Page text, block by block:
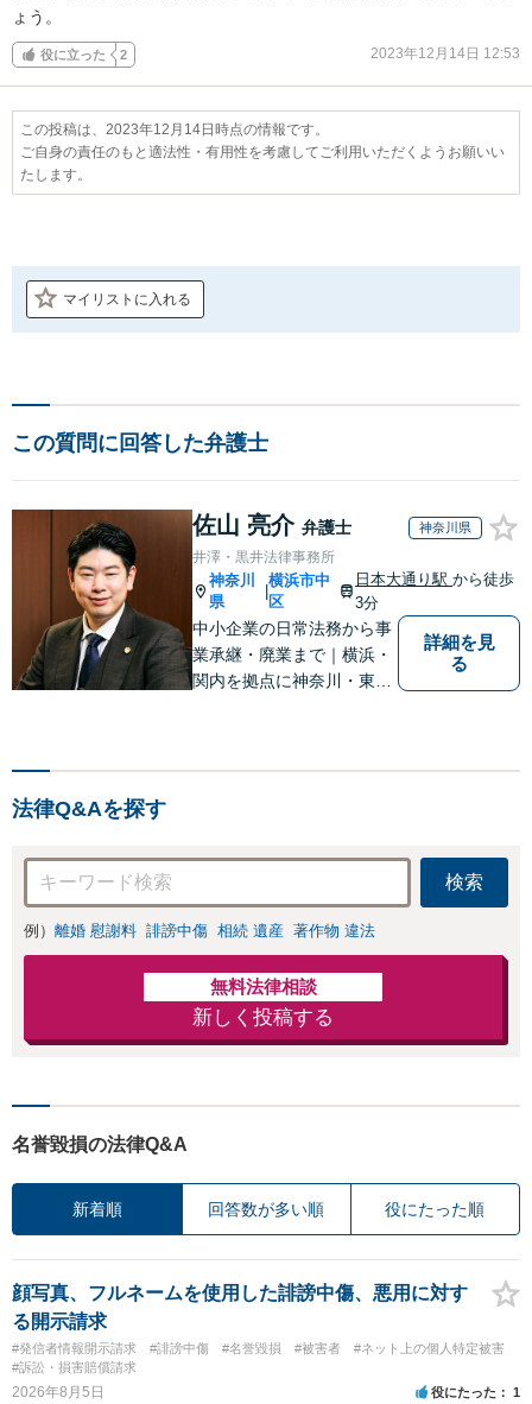
ょう。
役に立った 2 2023年12月14日 12:53
この投稿は、2023年12月14日時点の情報です。
ご自身の責任のもと適法性・有用性を考慮してご利用いただくようお願いい
たします。
マイリストに入れる
この質問に回答した弁護士
佐山 亮介 弁護士 神奈川県
井澤・黒井法律事務所
神奈川
県
|
横浜市中
区
日本大通り駅から徒歩
3分
中小企業の日常法務から事
業承継・廃業まで｜横浜・
関内を拠点に神奈川・東京
詳細を見
る
法律Q&Aを探す
検索
例） 離婚 慰謝料 誹謗中傷 相続 遺産 著作物 違法
無料法律相談
新しく投稿する
名誉毀損の法律Q&A
新着順 回答数が多い順 役にたった順
顔写真、フルネームを使用した誹謗中傷、悪用に対す
る開示請求
#発信者情報開示請求 #誹謗中傷 #名誉毀損 #被害者
#ネット上の個人特定被害
#訴訟・損害賠償請求
2026年8月5日 役にたった 1